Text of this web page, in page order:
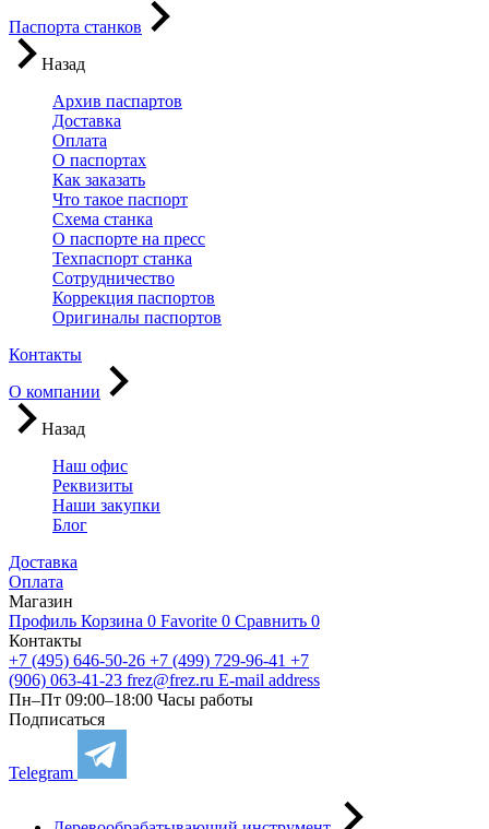
Паспорта станков
Назад
Архив паспартов
Доставка
Оплата
О паспортах
Как заказать
Что такое паспорт
Схема станка
О паспорте на пресс
Техпаспорт станка
Сотрудничество
Коррекция паспортов
Оригиналы паспортов
Контакты
О компании
Назад
Наш офис
Реквизиты
Наши закупки
Блог
Доставка
Оплата
Магазин
Профиль Корзина 0 Favorite 0 Сравнить 0
Контакты
+7 (495) 646-50-26 +7 (499) 729-96-41 +7
(906) 063-41-23 frez@frez.ru E-mail address
Пн–Пт 09:00–18:00 Часы работы
Подписаться
Telegram